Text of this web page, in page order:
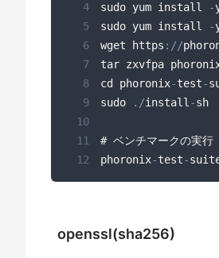
4
sudo yum install -
5
sudo yum install -
6
wget https : //
7
tar zxvfpa
8
cd phoronix-test-
9
sudo . /install-
sh
10
11
# ベンチマークの実行
12
phoronix-test-
openssl(sha256)